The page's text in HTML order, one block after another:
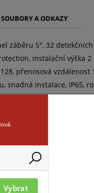
SOUBORY A ODKAZY
záběru 5°, 32
instalační
přenosová
instalace, IP65,
Vybrat